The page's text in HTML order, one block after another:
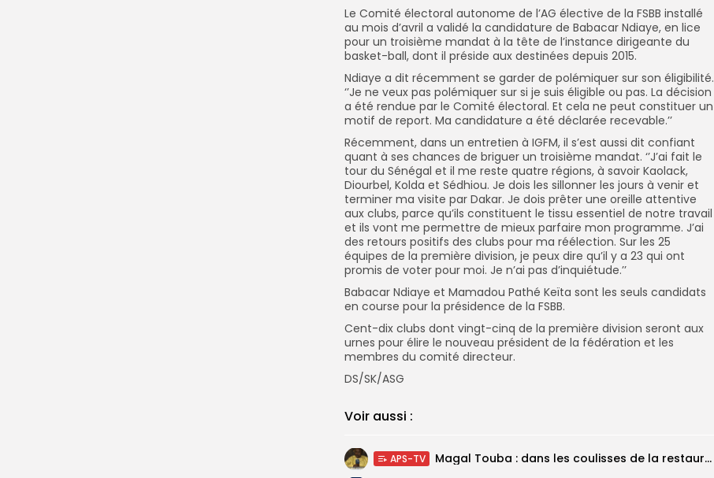
Le Comité électoral autonome de l’AG élective de la FSBB installé
au mois d’avril a validé la candidature de Babacar Ndiaye, en lice
pour un troisième mandat à la tête de l’instance dirigeante du
basket-ball, dont il préside aux destinées depuis 2015.
Ndiaye a dit récemment se garder de polémiquer sur son éligibilité.
‘’Je ne veux pas polémiquer sur si je suis éligible ou pas. La décision
a été rendue par le Comité électoral. Et cela ne peut constituer un
motif de report. Ma candidature a été déclarée recevable.’’
Récemment, dans un entretien à IGFM, il s’est aussi dit confiant
quant à ses chances de briguer un troisième mandat. ‘’J’ai fait le
tour du Sénégal et il me reste quatre régions, à savoir Kaolack,
Diourbel, Kolda et Sédhiou. Je dois les sillonner les jours à venir et
terminer ma visite par Dakar. Je dois prêter une oreille attentive
aux clubs, parce qu’ils constituent le tissu essentiel de notre travail
et ils vont me permettre de mieux parfaire mon programme. J’ai
des retours positifs des clubs pour ma réélection. Sur les 25
équipes de la première division, je peux dire qu’il y a 23 qui ont
promis de voter pour moi. Je n’ai pas d’inquiétude.’’
Babacar Ndiaye et Mamadou Pathé Keïta sont les seuls candidats
en course pour la présidence de la FSBB.
Cent-dix clubs dont vingt-cinq de la première division seront aux
urnes pour élire le nouveau président de la fédération et les
membres du comité directeur.
DS/SK/ASG
Voir aussi :
APS-TV Magal Touba : dans les coulisses de la restauration de la presse...